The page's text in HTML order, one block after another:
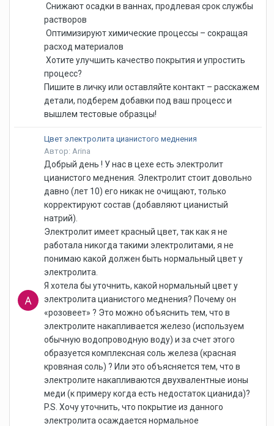
Снижают осадки в ваннах, продлевая срок службы
растворов
Оптимизируют химические процессы – сокращая
расход материалов
Хотите улучшить качество покрытия и упростить
процесс?
Пишите в личку или оставляйте контакт – расскажем
детали, подберем добавки под ваш процесс и
вышлем тестовые образцы!
Цвет электролита цианистого меднения
Автор: Arina
Добрый день ! У нас в цехе есть электролит
цианистого меднения. Электролит стоит довольно
давно (лет 10) его никак не очищают, только
корректируют состав (добавляют цианистый
натрий).
Электролит имеет красный цвет, так как я не
работала никогда такими электролитами, я не
понимаю какой должен быть нормальный цвет у
электролита.
Я хотела бы уточнить, какой нормальный цвет у
электролита цианистого меднения? Почему он
«розовеет» ? Это можно объяснить тем, что в
электролите накапливается железо (используем
обычную водопроводную воду) и за счет этого
образуется комплексная соль железа (красная
кровяная соль) ? Или это объясняется тем, что в
электролите накапливаются двухвалентные ионы
меди (к примеру когда есть недостаток цианида)?
P.S. Хочу уточнить, что покрытие из данного
электролита осаждается нормальное